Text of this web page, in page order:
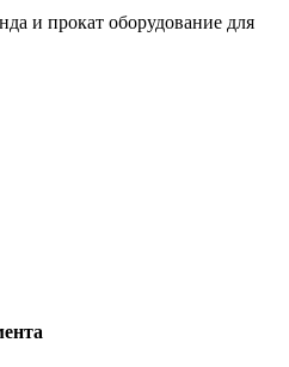
и прокат оборудование для